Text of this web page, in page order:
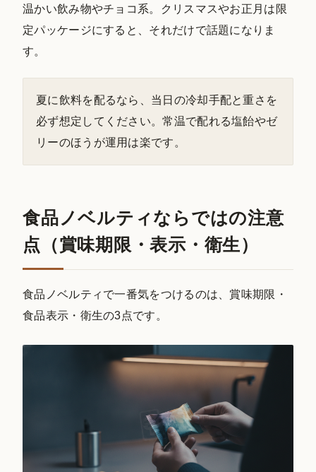
温かい飲み物やチョコ系。クリスマスやお正月は限
定パッケージにすると、それだけで話題になりま
す。
夏に飲料を配るなら、当日の冷却手配と重さを
必ず想定してください。常温で配れる塩飴やゼ
リーのほうが運用は楽です。
食品ノベルティならではの注意
点（賞味期限・表示・衛生）
食品ノベルティで一番気をつけるのは、賞味期限・
食品表示・衛生の3点です。